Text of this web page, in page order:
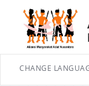
CHANGE